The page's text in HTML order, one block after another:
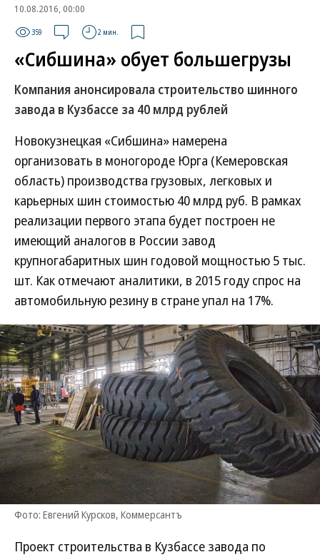
10.08.2016, 00:00
359 2 мин.
«Сибшина» обует большегрузы
Компания анонсировала строительство шинного
завода в Кузбассе за 40 млрд рублей
Новокузнецкая «Сибшина» намерена
организовать в моногороде Юрга (Кемеровская
область) производства грузовых, легковых и
карьерных шин стоимостью 40 млрд руб. В рамках
реализации первого этапа будет построен не
имеющий аналогов в России завод
крупногабаритных шин годовой мощностью 5 тыс.
шт. Как отмечают аналитики, в 2015 году спрос на
автомобильную резину в стране упал на 17%.
Фото: Евгений Курсков, Коммерсантъ
Проект строительства в Кузбассе завода по